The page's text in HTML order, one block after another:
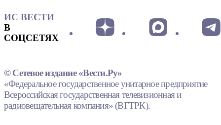
ИС ВЕСТИ
В
СОЦСЕТЯХ
© Сетевое издание «Вести.Ру»
«Федеральное государственное унитарное предприятие
Всероссийская государственная телевизионная и
радиовещательная компания» (ВГТРК).